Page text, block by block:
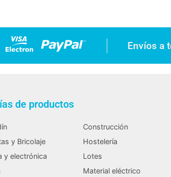
Envíos a
de productos
Construcción
y Bricolaje
Hostelería
y electrónica
Lotes
Material eléctrico